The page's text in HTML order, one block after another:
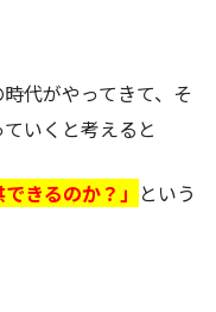
代がやってきて、そ
いくと考えると
きるのか？」 という